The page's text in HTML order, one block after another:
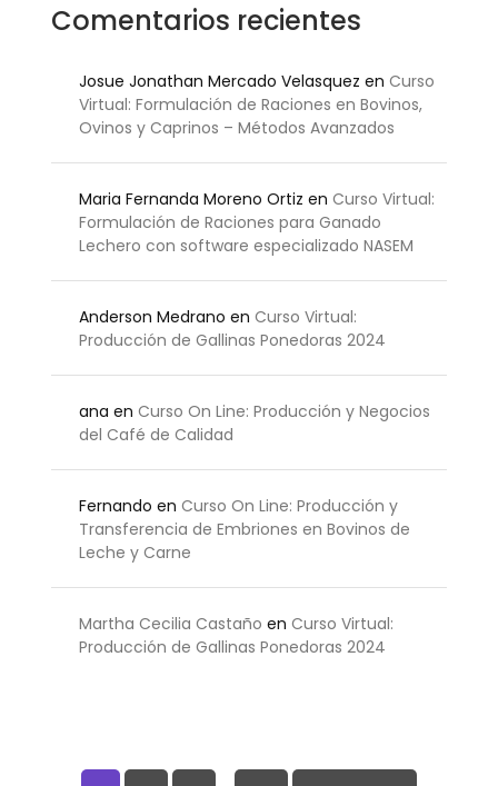
Comentarios recientes
Josue Jonathan Mercado Velasquez en Curso
Virtual: Formulación de Raciones en Bovinos,
Ovinos y Caprinos – Métodos Avanzados
Maria Fernanda Moreno Ortiz en Curso Virtual:
Formulación de Raciones para Ganado
Lechero con software especializado NASEM
Anderson Medrano en Curso Virtual:
Producción de Gallinas Ponedoras 2024
ana en Curso On Line: Producción y Negocios
del Café de Calidad
Fernando en Curso On Line: Producción y
Transferencia de Embriones en Bovinos de
Leche y Carne
Martha Cecilia Castaño en Curso Virtual:
Producción de Gallinas Ponedoras 2024